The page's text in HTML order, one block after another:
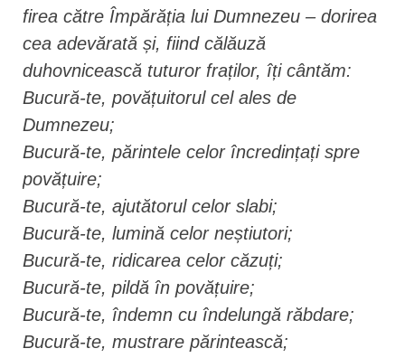
firea către Împărăția lui Dumnezeu – dorirea
cea adevărată și, fiind călăuză
duhovnicească tuturor fraților, îți cântăm:
Bucură-te, povățuitorul cel ales de
Dumnezeu;
Bucură-te, părintele celor încredințați spre
povățuire;
Bucură-te, ajutătorul celor slabi;
Bucură-te, lumină celor neștiutori;
Bucură-te, ridicarea celor căzuți;
Bucură-te, pildă în povățuire;
Bucură-te, îndemn cu îndelungă răbdare;
Bucură-te, mustrare părintească;